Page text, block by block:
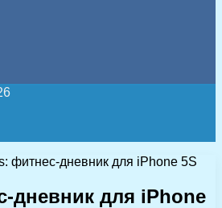
фитнес-дневник для iPhone 5S
дневник для iPhone